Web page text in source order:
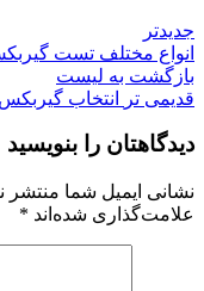
جدیدتر
انواع مختلف تست
بازگشت به لیست
قدیمی تر
انتخاب
دیدگاهتان را بنویسید
نشانی ایمیل شما منتشر
علامت‌گذاری شده‌اند *